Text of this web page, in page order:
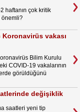
haftanın çok kritik
önemli?
vakası
Bilim Kurulu
COVID-19 vakalarının
görüldüğünü
değişiklik
saatleri yeni tip